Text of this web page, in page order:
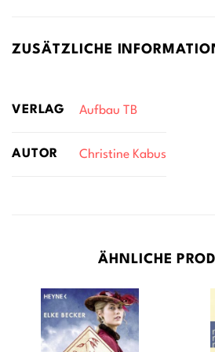
ZUSÄTZLICHE
VERLAG Aufbau TB
AUTOR Christine Kabus
ÄHNLICHE